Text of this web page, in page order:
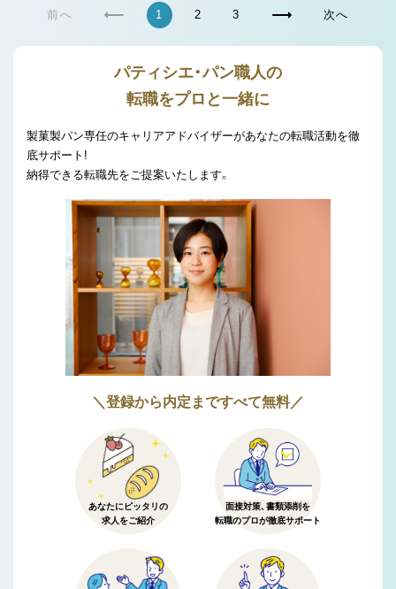
前へ 1 2 3 次へ
パティシエ・パン職人の
転職をプロと一緒に
製菓製パン専任のキャリアアドバイザーがあなたの転職活動を徹
底サポート!
納得できる転職先をご提案いたします。
＼登録から内定まですべて無料／
あなたにピッタリの
求人をご紹介
面接対策、書類添削を
転職のプロが徹底サポート